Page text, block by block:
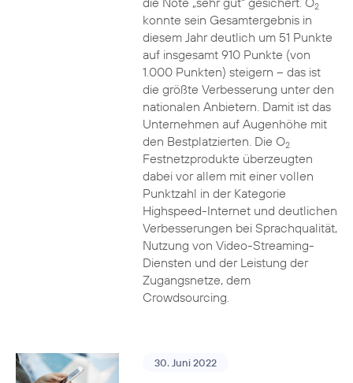
2
konnte sein Gesamtergebnis in
diesem Jahr deutlich um 51 Punkte
auf insgesamt 910 Punkte (von
1.000 Punkten) steigern – das ist
die größte Verbesserung unter den
nationalen Anbietern. Damit ist das
Unternehmen auf Augenhöhe mit
den Bestplatzierten. Die O2
Festnetzprodukte überzeugten
dabei vor allem mit einer vollen
Punktzahl in der Kategorie
Highspeed-Internet und deutlichen
Verbesserungen bei Sprachqualität,
Nutzung von Video-Streaming-
Diensten und der Leistung der
Zugangsnetze, dem
Crowdsourcing.
30. Juni 2022